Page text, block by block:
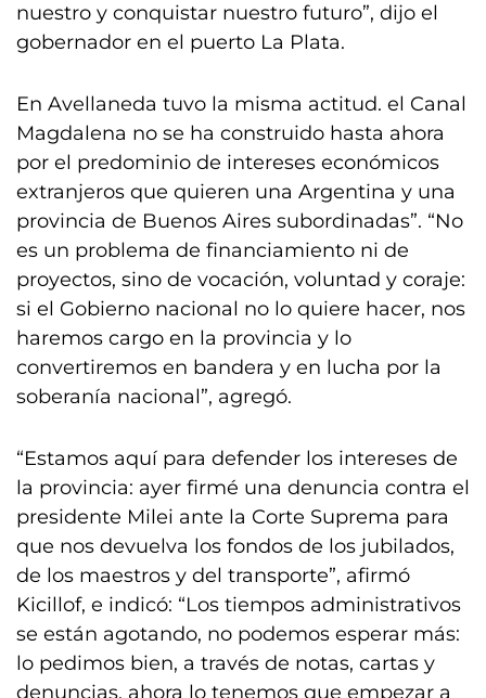
nuestro y conquistar nuestro futuro”, dijo el
gobernador en el puerto La Plata.
En Avellaneda tuvo la misma actitud. el Canal
Magdalena no se ha construido hasta ahora
por el predominio de intereses económicos
extranjeros que quieren una Argentina y una
provincia de Buenos Aires subordinadas”. “No
es un problema de financiamiento ni de
proyectos, sino de vocación, voluntad y coraje:
si el Gobierno nacional no lo quiere hacer, nos
haremos cargo en la provincia y lo
convertiremos en bandera y en lucha por la
soberanía nacional”, agregó.
“Estamos aquí para defender los intereses de
la provincia: ayer firmé una denuncia contra el
presidente Milei ante la Corte Suprema para
que nos devuelva los fondos de los jubilados,
de los maestros y del transporte”, afirmó
Kicillof, e indicó: “Los tiempos administrativos
se están agotando, no podemos esperar más:
lo pedimos bien, a través de notas, cartas y
denuncias, ahora lo tenemos que empezar a